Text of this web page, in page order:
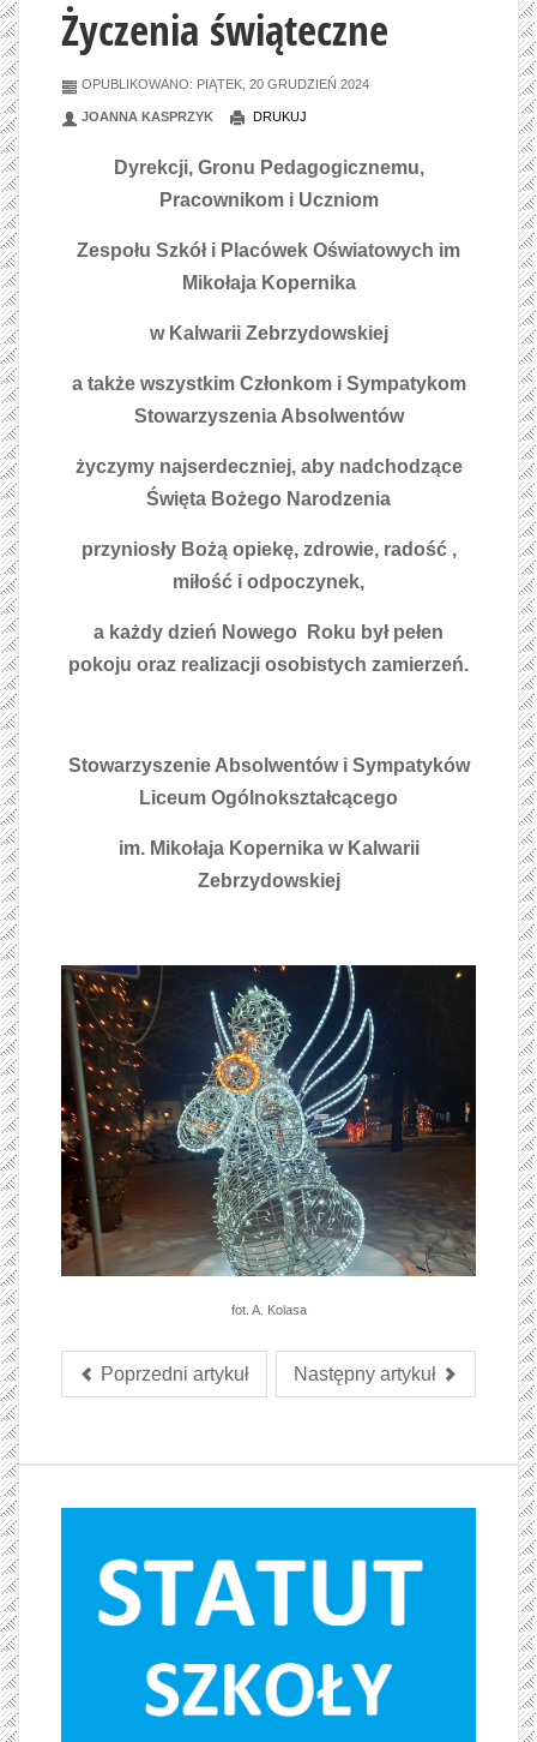
Życzenia świąteczne
OPUBLIKOWANO: PIĄTEK, 20 GRUDZIEŃ 2024
JOANNA KASPRZYK DRUKUJ
Dyrekcji, Gronu Pedagogicznemu,
Pracownikom i Uczniom
Zespołu Szkół i Placówek Oświatowych im
Mikołaja Kopernika
w Kalwarii Zebrzydowskiej
a także wszystkim Członkom i Sympatykom
Stowarzyszenia Absolwentów
życzymy najserdeczniej, aby nadchodzące
Święta Bożego Narodzenia
przyniosły Bożą opiekę, zdrowie, radość ,
miłość i odpoczynek,
a każdy dzień Nowego Roku był pełen
pokoju oraz realizacji osobistych zamierzeń.
Stowarzyszenie Absolwentów i Sympatyków
Liceum Ogólnokształcącego
im. Mikołaja Kopernika w Kalwarii
Zebrzydowskiej
fot. A. Kolasa
Poprzedni artykuł Następny artykuł